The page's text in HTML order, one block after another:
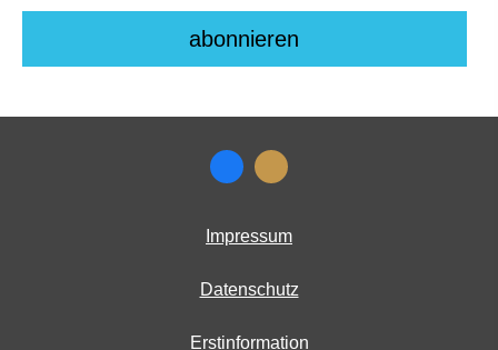
Impressum
Datenschutz
Erstinformation